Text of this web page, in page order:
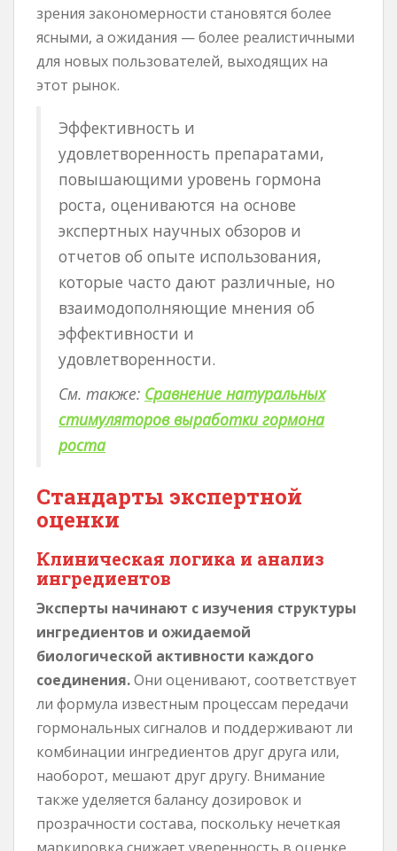
зрения закономерности становятся более
ясными, а ожидания — более реалистичными
для новых пользователей, выходящих на
этот рынок.
Эффективность и
удовлетворенность препаратами,
повышающими уровень гормона
роста, оцениваются на основе
экспертных научных обзоров и
отчетов об опыте использования,
которые часто дают различные, но
взаимодополняющие мнения об
эффективности и
удовлетворенности.
См. также: Сравнение натуральных
стимуляторов выработки гормона
роста
Стандарты экспертной
оценки
Клиническая логика и анализ
ингредиентов
Эксперты начинают с изучения структуры
ингредиентов и ожидаемой
биологической активности каждого
соединения.Они оценивают, соответствует
ли формула известным процессам передачи
гормональных сигналов и поддерживают ли
комбинации ингредиентов друг друга или,
наоборот, мешают друг другу. Внимание
также уделяется балансу дозировок и
прозрачности состава, поскольку нечеткая
маркировка снижает уверенность в оценке